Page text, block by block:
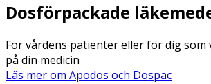
Dosförpackade
För vårdens patienter eller för dig
på din medicin
Läs mer om Apodos och Dospac